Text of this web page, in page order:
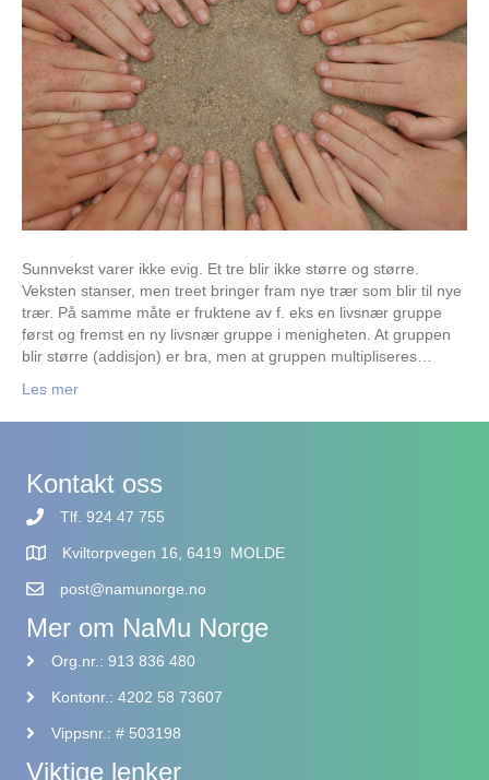
Sunnvekst varer ikke evig. Et tre blir ikke større og større.
Veksten stanser, men treet bringer fram nye trær som blir til nye
trær. På samme måte er fruktene av f. eks en livsnær gruppe
først og fremst en ny livsnær gruppe i menigheten. At gruppen
blir større (addisjon) er bra, men at gruppen multipliseres…
Les mer
Kontakt oss
Tlf. 924 47 755
Kviltorpvegen 16, 6419 MOLDE
post@namunorge.no
Mer om NaMu Norge
Org.nr.: 913 836 480
Kontonr.: 4202 58 73607
Vippsnr.: # 503198
Viktige lenker